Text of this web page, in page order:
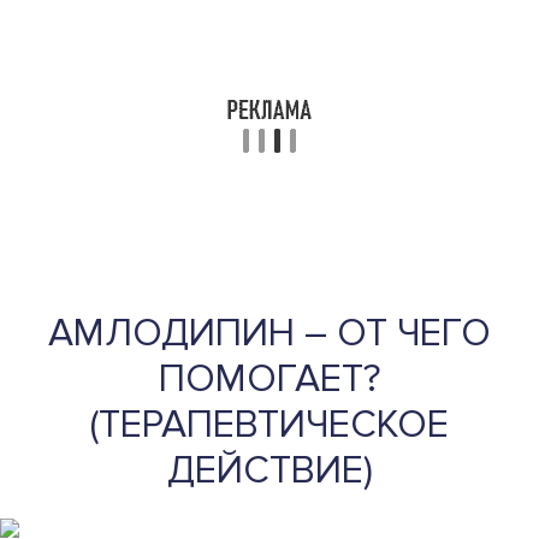
АМЛОДИПИН – ОТ ЧЕГО
ПОМОГАЕТ?
(ТЕРАПЕВТИЧЕСКОЕ
ДЕЙСТВИЕ)